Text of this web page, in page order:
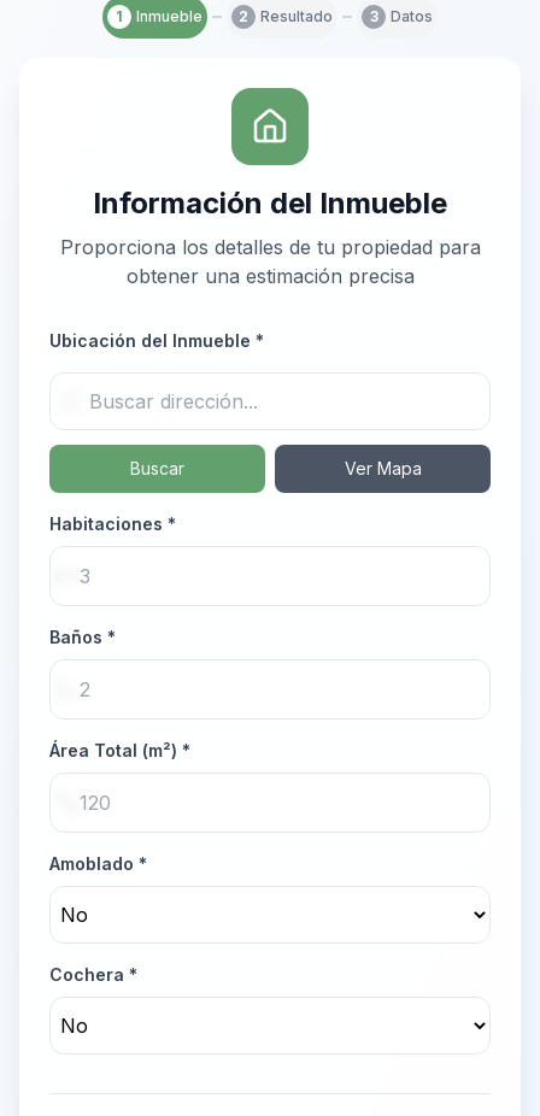
1 Inmueble 2 Resultado 3 Datos
Información del Inmueble
Proporciona los detalles de tu propiedad para
obtener una estimación precisa
Ubicación del Inmueble *
Buscar Ver Mapa
Habitaciones *
Baños *
Área Total (m²) *
Amoblado *
Cochera *